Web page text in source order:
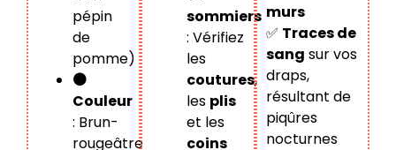
pépin
de
pomme)
🟤
Couleur
: Brun-
rougeâtre
sommiers
: Vérifiez
les
coutures,
les plis
et les
coins
murs
✅ Traces de
sang sur vos
draps,
résultant de
piqûres
nocturnes